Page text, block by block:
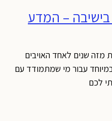
– המדע
שנים לאחד האויבים
עבור מי שמתמודד עם